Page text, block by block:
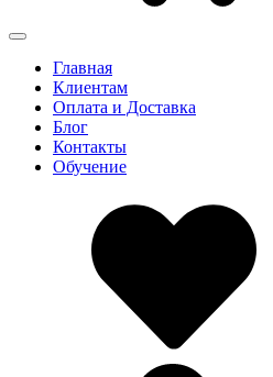
Главная
Клиентам
Оплата и Доставка
Блог
Контакты
Обучение